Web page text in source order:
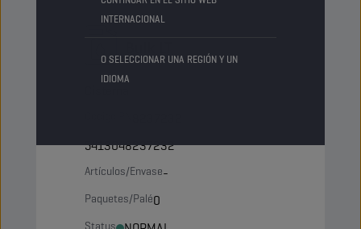
INTERNACIONAL
O SELECCIONAR UNA REGIÓN Y UN
IDIOMA
5413048237232
Artículos/Envase-
Paquetes/Palé0
Status